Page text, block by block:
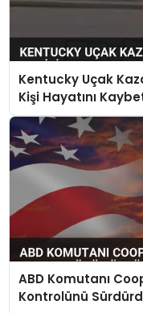
Kentucky Uçak
Kişi Hayatını
ABD Komutanı
Kontrolünü